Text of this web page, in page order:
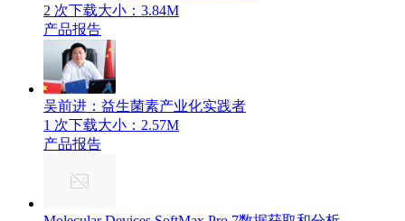
2 次下载大小：3.84M
产品报告
吴前进：益生菌素产业化实践者
1 次下载大小：2.57M
产品报告